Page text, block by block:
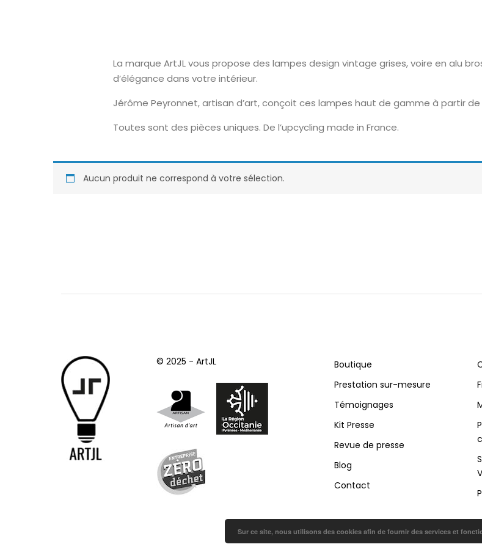
La marque ArtJL vous propose des lampes design vintage grises, voire en alu
d’élégance dans votre intérieur.
Jérôme Peyronnet, artisan d’art, conçoit ces lampes haut de gamme à partir
Toutes sont des pièces uniques. De l’upcycling made in France.
Aucun produit ne correspond à votre sélection.
© 2025 - ArtJL
Boutique
Prestation sur-mesure
Témoignages
Kit Presse
Revue de presse
Blog
Contact
Sur ce site, nous utilisons des cookies afin de fournir des services et